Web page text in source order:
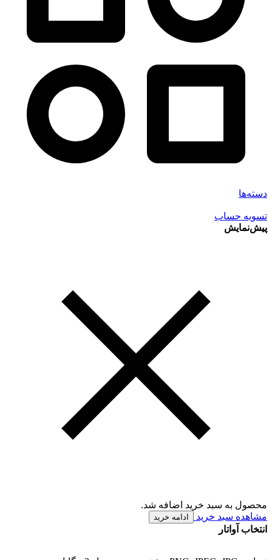
دسته‌ها
تسویه حساب
پیش‌نمایش
محصول به سبد خرید اضافه شد.
مشاهده سبد خرید
ادامه خرید
انتخاب آواتار